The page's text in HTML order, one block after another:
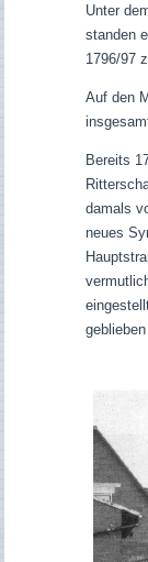
Unter
standen
1796/97
Auf den
Bereits
damals
neues